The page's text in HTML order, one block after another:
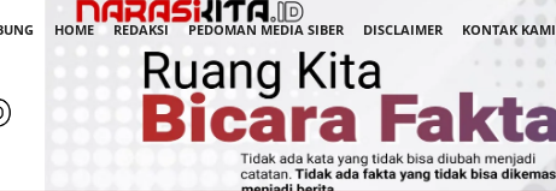
HOME REDAKSI PEDOMAN MEDIA SIBER DISCLAIMER
KONTAK KAMI